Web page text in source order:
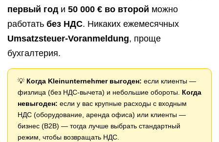
первый год и 50 000 € во второй можно
работать без НДС. Никаких ежемесячных
Umsatzsteuer-Voranmeldung, проще
бухгалтерия.
💡 Когда Kleinunternehmer выгоден: если клиенты —
физлица (без НДС-вычета) и небольшие обороты. Когда
невыгоден: если у вас крупные расходы с входным
НДС (оборудование, аренда офиса) или клиенты —
бизнес (B2B) — тогда лучше выбрать стандартный
режим, чтобы возвращать НДС.